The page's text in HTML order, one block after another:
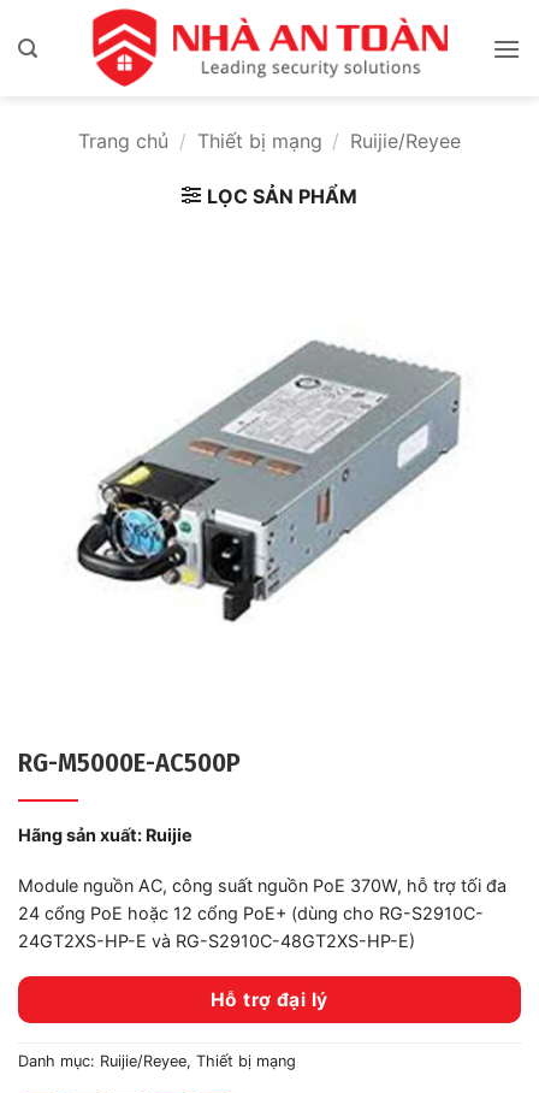
qua
Trang chủ / Thiết bị mạng / Ruijie/Reyee
LỌC SẢN PHẨM
RG-M5000E-AC500P
Hãng sản xuất: Ruijie
Module nguồn AC, công suất nguồn PoE 370W, hỗ trợ tối đa
24 cổng PoE hoặc 12 cổng PoE+ (dùng cho RG-S2910C-
24GT2XS-HP-E và RG-S2910C-48GT2XS-HP-E)
Hỗ trợ đại lý
Danh mục: Ruijie/Reyee, Thiết bị mạng